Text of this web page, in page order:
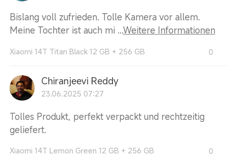
Bislang voll zufrieden. Tolle Kamera vor allem.
Meine Tochter ist auch mi ...Weitere Informationen
Xiaomi 14T Titan Black 12 GB + 256 GB 0
Chiranjeevi Reddy
23.06.2025 07:27
Tolles Produkt, perfekt verpackt und rechtzeitig
geliefert.
Xiaomi 14T Lemon Green 12 GB + 256 GB 0